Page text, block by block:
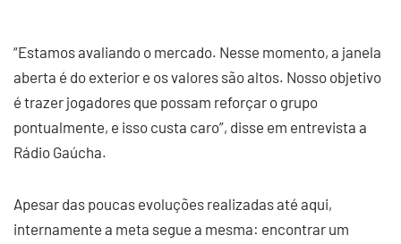
“Estamos avaliando o mercado. Nesse momento, a janela
aberta é do exterior e os valores são altos. Nosso objetivo
é trazer jogadores que possam reforçar o grupo
pontualmente, e isso custa caro”, disse em entrevista a
Rádio Gaúcha.
Apesar das poucas evoluções realizadas até aqui,
internamente a meta segue a mesma: encontrar um